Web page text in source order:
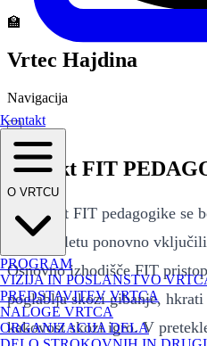
🏫
Vrtec Hajdina
Navigacija
Kontakt
O VRTCU
PROGRAM
VIZIJA IN POSLANSTVO
PREDSTAVITEV VRTCA
NALOGE VRTCA
ORGANIZACIJA DELA
Projekt FIT
V projekt FIT pedagogike se
šolskem letu ponovno
Osnovno izhodišče FIT
poglablja skozi gibanje,
kakovost skozi igro. V